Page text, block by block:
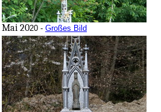
Mai 2020 - Großes Bild